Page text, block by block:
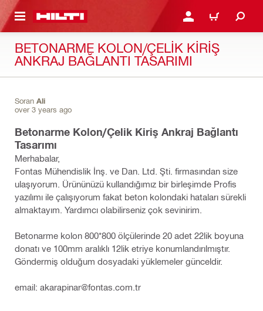
GEÇ GIRIŞ YAP YA DA KAYIT
SEPET
BETONARME KOLON/ÇELIK KIRIŞ
ANKRAJ BAĞLANTI TASARIMI
Soran Ali
over 3 years ago
Betonarme Kolon/Çelik Kiriş Ankraj Bağlantı
Tasarımı
Merhabalar,
Fontas Mühendislik İnş. ve Dan. Ltd. Şti. firmasından size
ulaşıyorum. Ürününüzü kullandığımız bir birleşimde Profis
yazılımı ile çalışıyorum fakat beton kolondaki hataları sürekli
almaktayım. Yardımcı olabilirseniz çok sevinirim.
Betonarme kolon 800*800 ölçülerinde 20 adet 22lik boyuna
donatı ve 100mm aralıklı 12lik etriye konumlandırılmıştır.
Göndermiş olduğum dosyadaki yüklemeler günceldir.
email: akarapinar@fontas.com.tr